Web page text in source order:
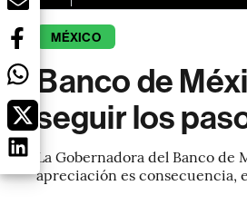
MÉXICO
Banco de
seguir los
La Gobernadora del Banco
apreciación es consecuencia,